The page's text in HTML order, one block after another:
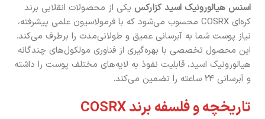
اسنس هیالورونیک اسید کزارکس یکی از محصولات انقلابی برند
کره‌ای COSRX محسوب می‌شود که با فرمولاسیون علمی پیشرفته،
نیاز پوست شما به آبرسانی عمیق و طولانی‌مدت را برطرف می‌کند.
این محصول تخصصی با بهره‌گیری از فناوری مولکول‌های چندگانه
هیالورونیک اسید، قابلیت نفوذ به لایه‌های مختلف پوست را داشته
و آبرسانی ۲۴ ساعته را تضمین می‌کند.
تاریخچه و فلسفه برند COSRX